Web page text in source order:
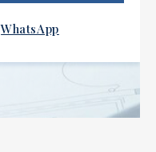
WhatsApp